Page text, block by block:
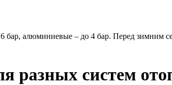
алюминиевые – до 4 бар. Перед зимним
разных систем